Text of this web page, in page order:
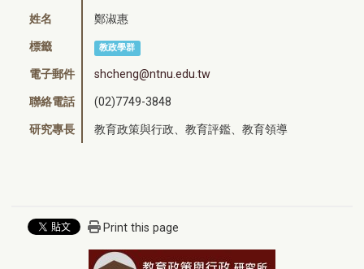
姓名 鄭淑惠
標籤 教政學群
電子郵件 shcheng@ntnu.edu.tw
聯絡電話 (02)7749-3848
研究專長 教育政策與行政、教育評鑑、教育領導
Print this page